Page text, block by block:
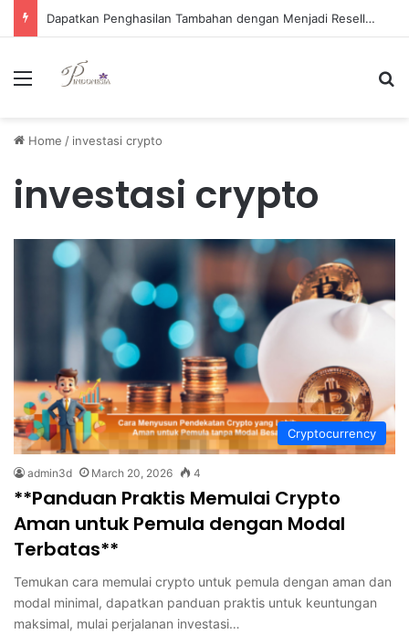
Dapatkan Penghasilan Tambahan dengan Menjadi Reseller Baju Murah Berkualitas Tinggi
Menu
Home / investasi crypto
investasi crypto
Cryptocurrency
admin3d March 20, 2026 4
**Panduan Praktis Memulai Crypto
Aman untuk Pemula dengan Modal
Terbatas**
Temukan cara memulai crypto untuk pemula dengan aman dan
modal minimal, dapatkan panduan praktis untuk keuntungan
maksimal, mulai perjalanan investasi…